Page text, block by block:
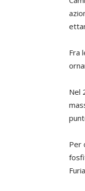
Fra
Nel
Per